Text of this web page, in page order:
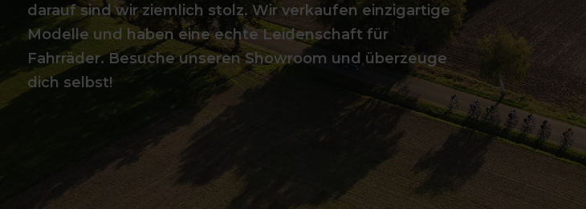
darauf sind wir ziemlich stolz. Wir verkaufen einzigartige
Modelle und haben eine echte Leidenschaft für
Fahrräder. Besuche unseren Showroom und überzeuge
dich selbst!